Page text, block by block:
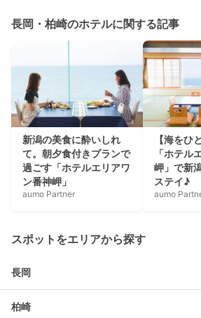
長岡・柏崎のホテルに関する記事
新潟の美食に酔いしれ
て。朝夕食付きプランで
過ごす「ホテルエリアワ
ン番神岬」
aumo Partner
【海をひ
「ホテル
岬」で新
ステイ♪
aumo
スポットをエリアから探す
長岡
柏崎